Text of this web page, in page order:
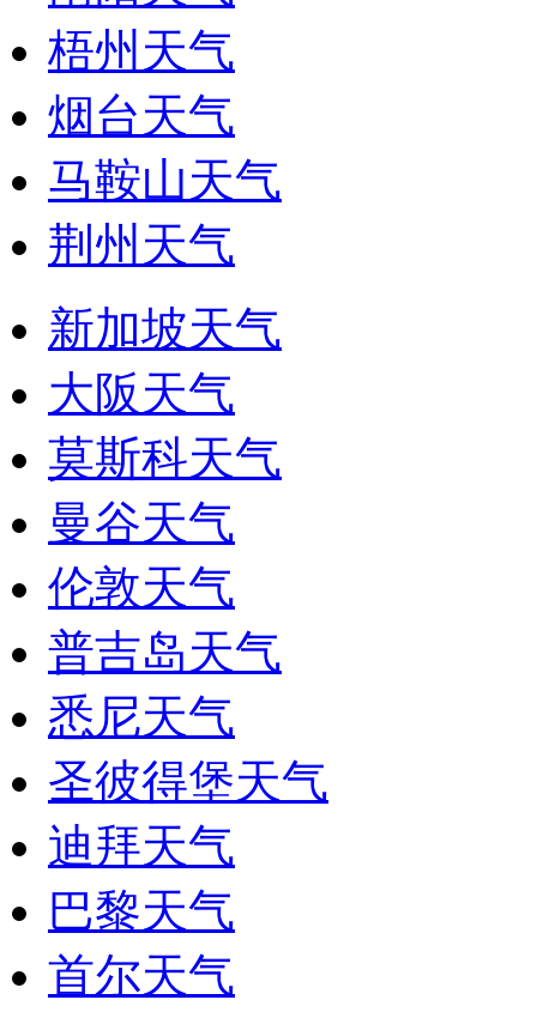
梧州天气
烟台天气
马鞍山天气
荆州天气
新加坡天气
大阪天气
莫斯科天气
曼谷天气
伦敦天气
普吉岛天气
悉尼天气
圣彼得堡天气
迪拜天气
巴黎天气
首尔天气